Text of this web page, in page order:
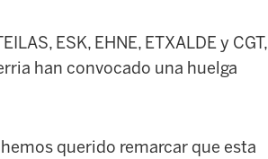
ESK, EHNE, ETXALDE y CGT,
han convocado una huelga
querido remarcar que esta